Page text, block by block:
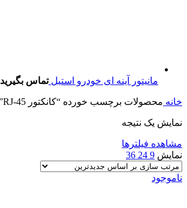
مانیتور آینه ای خودرو استیلتماس بگیرید
خانه محصولات برچسب خورده “کانکتور RJ-45”
نمایش یک نتیجه
مشاهده فیلترها
نمایش 9
24
36
ناموجود